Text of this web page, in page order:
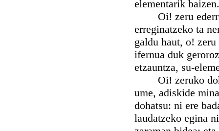
elementarik
Oi! zeru ederra,
erreginatzeko ta
galdu haut, o!
ifernua duk
etzauntza, su-
Oi! zeruko
ume, adiskide
dohatsu: ni ere
laudatzeko egina